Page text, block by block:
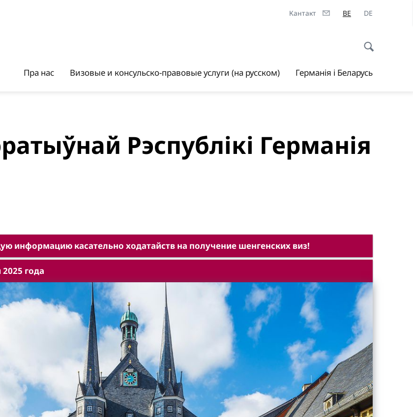
Кантакт BE DE
Пра нас Визовые и консульско-правовые услуги (на русском) Германія і Беларусь
Рэспублікі Германія
информацию касательно ходатайств на получение шенгенских виз!
года